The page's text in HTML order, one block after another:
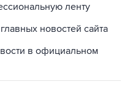
ленту
новостей сайта
в официальном